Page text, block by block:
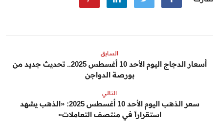
السابق
أسعار الدجاج اليوم الأحد 10 أغسطس 2025.. تحديث جديد من
بورصة الدواجن
التالي
سعر الذهب اليوم الأحد 10 أغسطس 2025: «الذهب يشهد
استقراراً في منتصف التعاملات»